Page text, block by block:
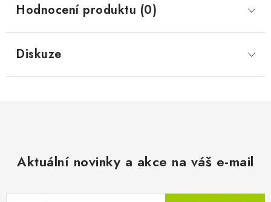
Hodnocení produktu (0)
Diskuze
Aktuální novinky a akce na váš e-mail